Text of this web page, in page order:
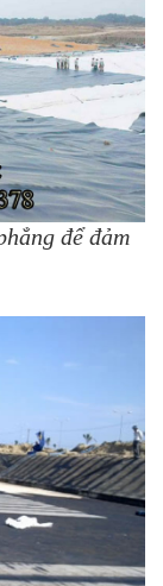
để đảm